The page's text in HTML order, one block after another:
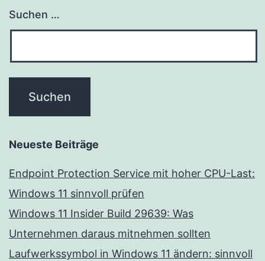
Suchen …
Neueste Beiträge
Endpoint Protection Service mit hoher CPU-Last:
Windows 11 sinnvoll prüfen
Windows 11 Insider Build 29639: Was
Unternehmen daraus mitnehmen sollten
Laufwerkssymbol in Windows 11 ändern: sinnvoll